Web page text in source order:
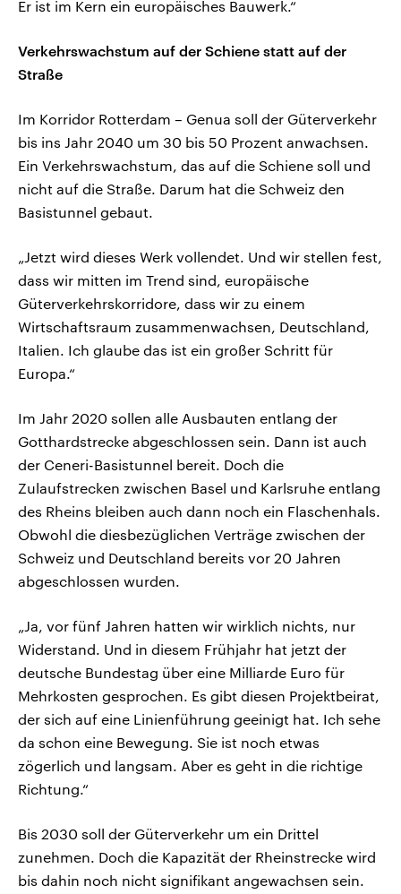
Er ist im Kern ein europäisches Bauwerk.“
Verkehrswachstum auf der Schiene statt auf der
Straße
Im Korridor Rotterdam – Genua soll der Güterverkehr
bis ins Jahr 2040 um 30 bis 50 Prozent anwachsen.
Ein Verkehrswachstum, das auf die Schiene soll und
nicht auf die Straße. Darum hat die Schweiz den
Basistunnel gebaut.
„Jetzt wird dieses Werk vollendet. Und wir stellen fest,
dass wir mitten im Trend sind, europäische
Güterverkehrskorridore, dass wir zu einem
Wirtschaftsraum zusammenwachsen, Deutschland,
Italien. Ich glaube das ist ein großer Schritt für
Europa.“
Im Jahr 2020 sollen alle Ausbauten entlang der
Gotthardstrecke abgeschlossen sein. Dann ist auch
der Ceneri-Basistunnel bereit. Doch die
Zulaufstrecken zwischen Basel und Karlsruhe entlang
des Rheins bleiben auch dann noch ein Flaschenhals.
Obwohl die diesbezüglichen Verträge zwischen der
Schweiz und Deutschland bereits vor 20 Jahren
abgeschlossen wurden.
„Ja, vor fünf Jahren hatten wir wirklich nichts, nur
Widerstand. Und in diesem Frühjahr hat jetzt der
deutsche Bundestag über eine Milliarde Euro für
Mehrkosten gesprochen. Es gibt diesen Projektbeirat,
der sich auf eine Linienführung geeinigt hat. Ich sehe
da schon eine Bewegung. Sie ist noch etwas
zögerlich und langsam. Aber es geht in die richtige
Richtung.“
Bis 2030 soll der Güterverkehr um ein Drittel
zunehmen. Doch die Kapazität der Rheinstrecke wird
bis dahin noch nicht signifikant angewachsen sein.